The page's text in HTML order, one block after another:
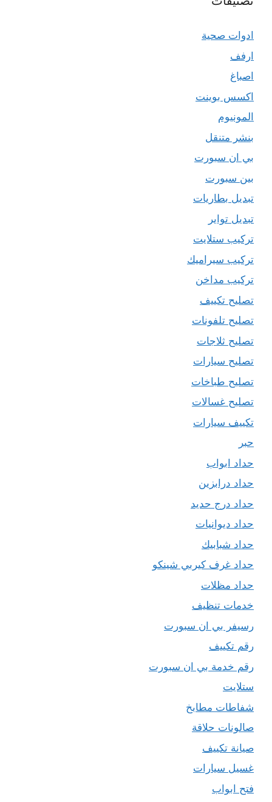
ادوات صحية
ارفف
اصباغ
اكسس بوينت
المونيوم
بنشر متنقل
بي ان سبورت
بين سبورت
تبديل بطاريات
تبديل تواير
تركيب ستلايت
تركيب سيراميك
تركيب مداخن
تصليح تكييف
تصليح تلفونات
تصليح ثلاجات
تصليح سيارات
تصليح طباخات
تصليح غسالات
تكييف سيارات
حبر
حداد ابواب
حداد درابزين
حداد درج حديد
حداد ديوانيات
حداد شبابيك
حداد غرف كيربي شينكو
حداد مظلات
خدمات تنظيف
رسيفر بي ان سبورت
رقم تكييف
رقم خدمة بي ان سبورت
ستلايت
شفاطات مطابخ
صالونات حلاقة
صيانة تكييف
غسيل سيارات
فتح ابواب